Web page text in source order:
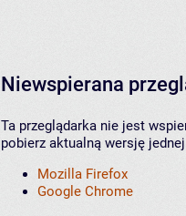
Niewspierana
Ta przeglądarka nie jest
pobierz aktualną wersję
Mozilla Firefox
Google Chrome